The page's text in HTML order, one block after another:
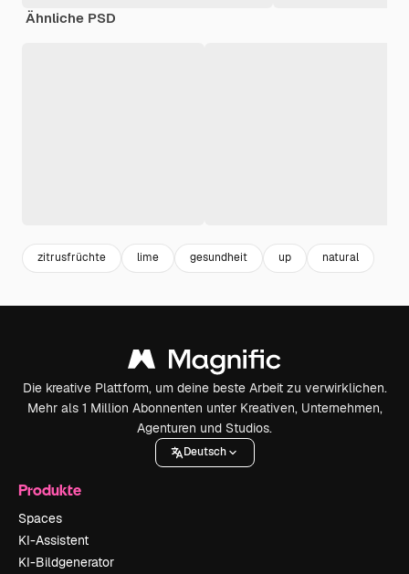
Ähnliche PSD
zitrusfrüchte lime gesundheit up natural
Die kreative Plattform, um deine beste Arbeit zu verwirklichen.
Mehr als 1 Million Abonnenten unter Kreativen, Unternehmen,
Agenturen und Studios.
Deutsch
Produkte
Spaces
KI-Assistent
KI-Bildgenerator